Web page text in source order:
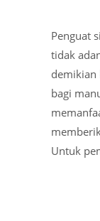
Penguat
tidak
demikian
bagi
Untuk